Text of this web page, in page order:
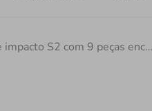
Jogo de bits/ponteiras de impacto S2 com 9 peças encaixe sextavado 1/4" VONDER